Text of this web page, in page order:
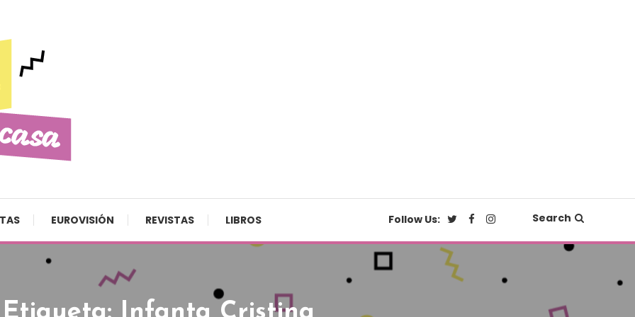
EUROVISIÓN REVISTAS LIBROS Follow Us: Search